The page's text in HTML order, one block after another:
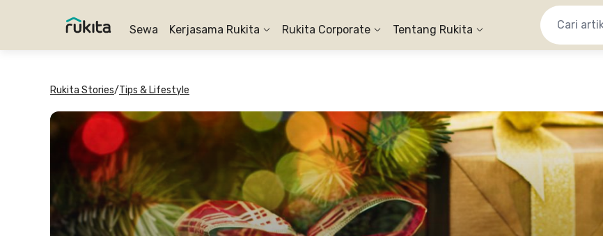
Sewa Kerjasama Rukita Rukita Corporate Tentang Rukita
Rukita Stories/Tips & Lifestyle